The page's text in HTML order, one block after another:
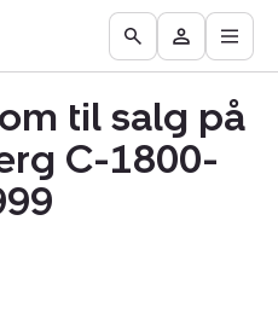
Ejendomme
til
Find
mægler
Få
vurderet
ejendom
Go
to
the
Search
page
Besøg
Mit
område
Åbn
til salg på
C-1800-